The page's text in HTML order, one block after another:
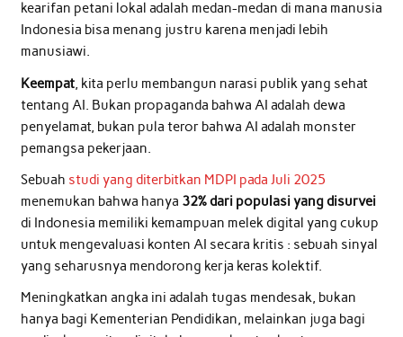
kearifan petani lokal adalah medan-medan di mana manusia
Indonesia bisa menang justru karena menjadi lebih
manusiawi.
Keempat, kita perlu membangun narasi publik yang sehat
tentang AI. Bukan propaganda bahwa AI adalah dewa
penyelamat, bukan pula teror bahwa AI adalah monster
pemangsa pekerjaan.
Sebuah studi yang diterbitkan MDPI pada Juli 2025
menemukan bahwa hanya 32% dari populasi yang disurvei
di Indonesia memiliki kemampuan melek digital yang cukup
untuk mengevaluasi konten AI secara kritis : sebuah sinyal
yang seharusnya mendorong kerja keras kolektif.
Meningkatkan angka ini adalah tugas mendesak, bukan
hanya bagi Kementerian Pendidikan, melainkan juga bagi